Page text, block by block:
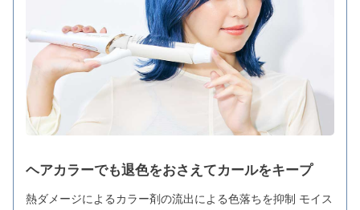
ヘアカラーでも退色をおさえてカールをキープ
熱ダメージによるカラー剤の流出による色落ちを抑制 モイス